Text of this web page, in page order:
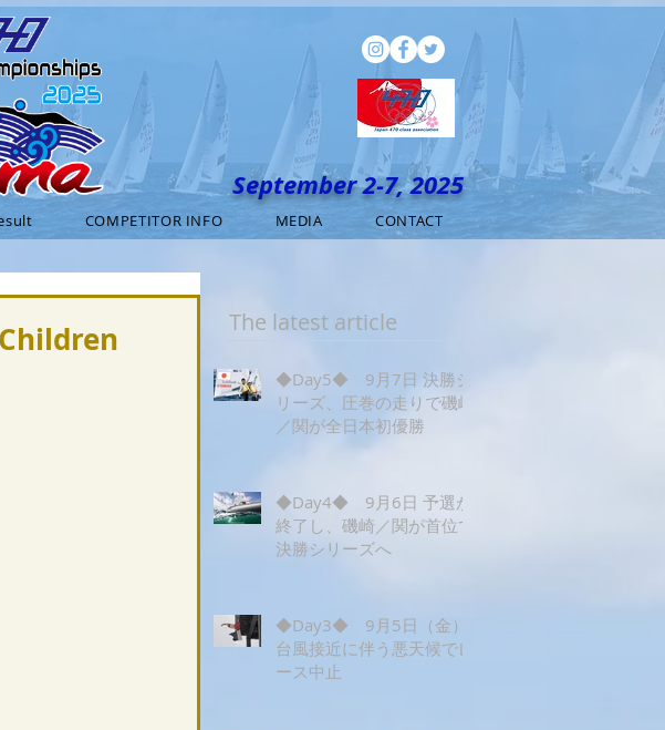
The latest article
◆Day5◆ 9月7日 決勝シ
リーズ、圧巻の走りで磯崎
／関が全日本初優勝
◆Day4◆ 9月6日 予選が
終了し、磯崎／関が首位で
決勝シリーズへ
◆Day3◆ 9月5日（金）
台風接近に伴う悪天候でレ
ース中止
September 2-7, 2025
COMPETITOR INFO MEDIA CONTACT